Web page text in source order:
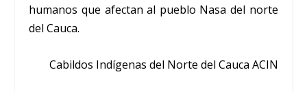
humanos que afectan al pueblo Nasa del norte
del Cauca.
Cabildos Indígenas del Norte del Cauca ACIN